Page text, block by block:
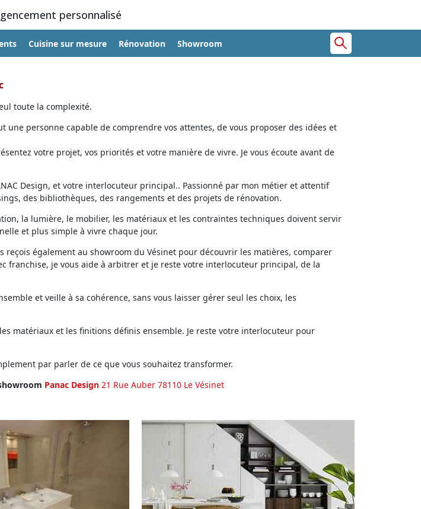
personnalisé
Cuisine sur mesure Rénovation Showroom
toute la complexité.
personne capable de comprendre vos attentes, de vous proposer des idées et
votre projet, vos priorités et votre manière de vivre. Je vous écoute avant de
Design, et votre interlocuteur principal.. Passionné par mon métier et attentif
des bibliothèques, des rangements et des projets de rénovation.
la lumière, le mobilier, les matériaux et les contraintes techniques doivent servir
et plus simple à vivre chaque jour.
également au showroom du Vésinet pour découvrir les matières, comparer
franchise, je vous aide à arbitrer et je reste votre interlocuteur principal, de la
et veille à sa cohérence, sans vous laisser gérer seul les choix, les
matériaux et les finitions définis ensemble. Je reste votre interlocuteur pour
par parler de ce que vous souhaitez transformer.
Panac Design 21 Rue Auber 78110 Le Vésinet